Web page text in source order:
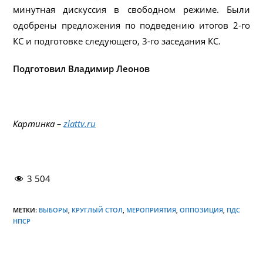
минутная дискуссия в свободном режиме. Были
одобрены предложения по подведению итогов 2-го
КС и подготовке следующего, 3-го заседания КС.
Подготовил Владимир Леонов
Картинка –zlattv.ru
3 504
МЕТКИ: ВЫБОРЫ КРУГЛЫЙ СТОЛ МЕРОПРИЯТИЯ ОППОЗИЦИЯ ПДС
НПСР